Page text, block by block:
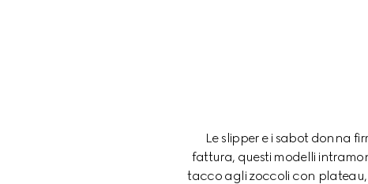
Le slipper e i sabot donna
fattura, questi modelli
tacco agli zoccoli con plateau,